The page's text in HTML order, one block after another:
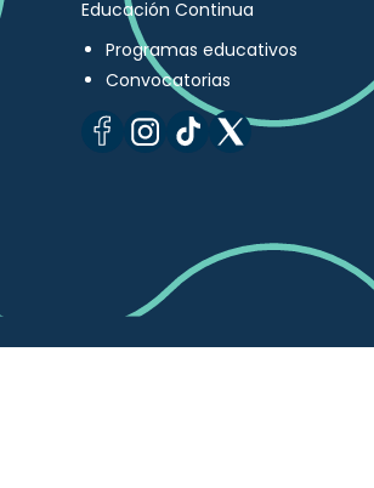
Educación Continua
Programas educativos
Convocatorias